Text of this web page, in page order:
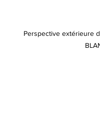
Perspective extérieure